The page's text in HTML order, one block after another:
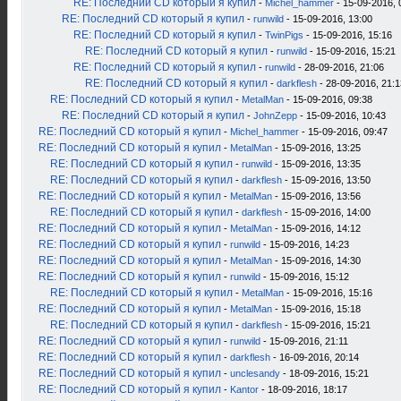
RE: Последний CD который я купил - Michel_hammer - 15-09-2016,
RE: Последний CD который я купил - runwild - 15-09-2016, 13:00
RE: Последний CD который я купил - TwinPigs - 15-09-2016, 15:16
RE: Последний CD который я купил - runwild - 15-09-2016, 15:21
RE: Последний CD который я купил - runwild - 28-09-2016, 21:06
RE: Последний CD который я купил - darkflesh - 28-09-2016,
RE: Последний CD который я купил - MetalMan - 15-09-2016, 09:38
RE: Последний CD который я купил - JohnZepp - 15-09-2016, 10:43
RE: Последний CD который я купил - Michel_hammer - 15-09-2016, 09:47
RE: Последний CD который я купил - MetalMan - 15-09-2016, 13:25
RE: Последний CD который я купил - runwild - 15-09-2016, 13:35
RE: Последний CD который я купил - darkflesh - 15-09-2016, 13:50
RE: Последний CD который я купил - MetalMan - 15-09-2016, 13:56
RE: Последний CD который я купил - darkflesh - 15-09-2016, 14:00
RE: Последний CD который я купил - MetalMan - 15-09-2016, 14:12
RE: Последний CD который я купил - runwild - 15-09-2016, 14:23
RE: Последний CD который я купил - MetalMan - 15-09-2016, 14:30
RE: Последний CD который я купил - runwild - 15-09-2016, 15:12
RE: Последний CD который я купил - MetalMan - 15-09-2016, 15:16
RE: Последний CD который я купил - MetalMan - 15-09-2016, 15:18
RE: Последний CD который я купил - darkflesh - 15-09-2016, 15:21
RE: Последний CD который я купил - runwild - 15-09-2016, 21:11
RE: Последний CD который я купил - darkflesh - 16-09-2016, 20:14
RE: Последний CD который я купил - unclesandy - 18-09-2016, 15:21
RE: Последний CD который я купил - Kantor - 18-09-2016, 18:17